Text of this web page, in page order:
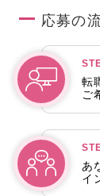
応募の
転
ご
あ
イ